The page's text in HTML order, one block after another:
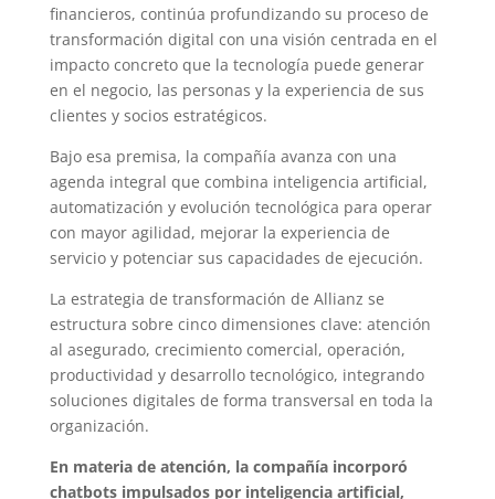
financieros, continúa profundizando su proceso de
transformación digital con una visión centrada en el
impacto concreto que la tecnología puede generar
en el negocio, las personas y la experiencia de sus
clientes y socios estratégicos.
Bajo esa premisa, la compañía avanza con una
agenda integral que combina inteligencia artificial,
automatización y evolución tecnológica para operar
con mayor agilidad, mejorar la experiencia de
servicio y potenciar sus capacidades de ejecución.
La estrategia de transformación de Allianz se
estructura sobre cinco dimensiones clave: atención
al asegurado, crecimiento comercial, operación,
productividad y desarrollo tecnológico, integrando
soluciones digitales de forma transversal en toda la
organización.
En materia de atención, la compañía incorporó
chatbots impulsados por inteligencia artificial,